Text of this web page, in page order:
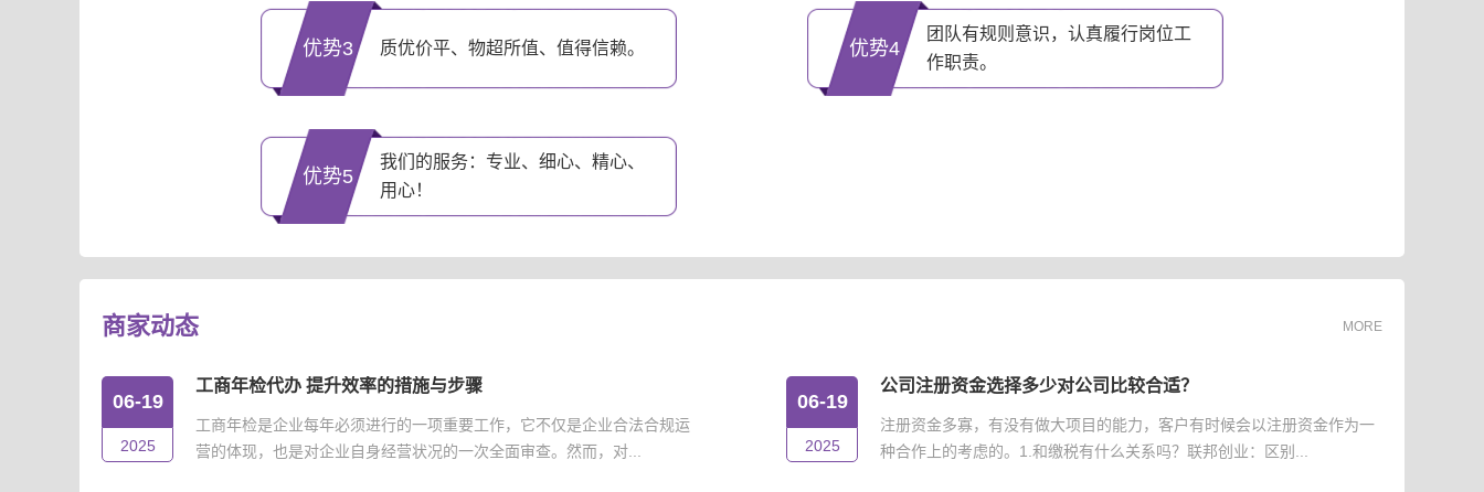
优势3 质优价平、物超所值、值得信赖。 优势4
团队有规则意识，认真履行岗位工
作职责。
优势5
我们的服务：专业、细心、精心、
用心！
商家动态 MORE
06-19
2025
工商年检代办 提升效率的措施与步骤
工商年检是企业每年必须进行的一项重要工作，它不仅是企业合法合规运
营的体现，也是对企业自身经营状况的一次全面审查。然而，对...
06-19
2025
公司注册资金选择多少对公司比较合适？
注册资金多寡，有没有做大项目的能力，客户有时候会以注册资金作为一
种合作上的考虑的。1.和缴税有什么关系吗？联邦创业：区别...